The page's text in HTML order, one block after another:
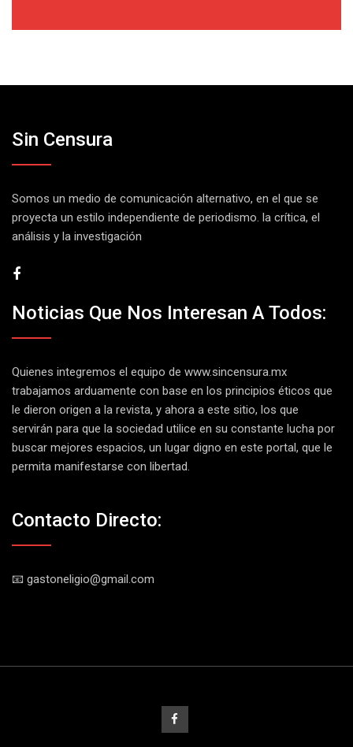
Sin Censura
Somos un medio de comunicación alternativo, en el que se
proyecta un estilo independiente de periodismo. la crítica, el
análisis y la investigación
Noticias Que Nos Interesan A Todos:
Quienes integremos el equipo de www.sincensura.mx
trabajamos arduamente con base en los principios éticos que
le dieron origen a la revista, y ahora a este sitio, los que
servirán para que la sociedad utilice en su constante lucha por
buscar mejores espacios, un lugar digno en este portal, que le
permita manifestarse con libertad.
Contacto Directo:
📧 gastoneligio@gmail.com